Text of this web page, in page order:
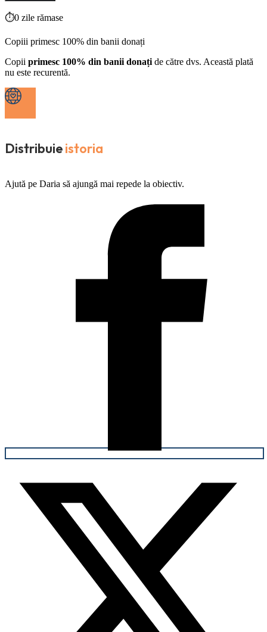
⏱0 zile rămase
Copiii primesc 100% din banii donați
Copii primesc 100% din banii donați de către dvs. Această plată
nu este recurentă.
Distribuieistoria
Ajută pe Daria să ajungă mai repede la obiectiv.